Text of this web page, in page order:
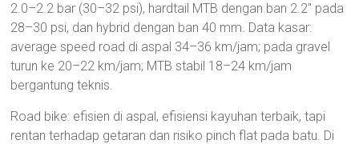
2.0–2.2 bar (30–32 psi), hardtail MTB dengan ban 2.2″ pada
28–30 psi, dan hybrid dengan ban 40 mm. Data kasar:
average speed road di aspal 34–36 km/jam; pada gravel
turun ke 20–22 km/jam; MTB stabil 18–24 km/jam
bergantung teknis.
Road bike: efisien di aspal, efisiensi kayuhan terbaik, tapi
rentan terhadap getaran dan risiko pinch flat pada batu. Di